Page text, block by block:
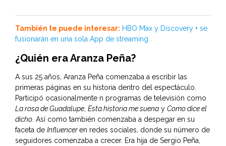
También te puede interesar: HBO Max y Discovery + se
fusionarán en una sola App de streaming
¿Quién era Aranza Peña?
A sus 25 años, Aranza Peña comenzaba a escribir las
primeras páginas en su historia dentro del espectáculo.
Participó ocasionalmente n programas de televisión como
La rosa de Guadalupe, Esta historia me suena y Como dice el
dicho. Así como también comenzaba a despegar en su
faceta de Influenceren redes sociales, donde su número de
seguidores comenzaba a crecer. Era hija de Sergio Peña,